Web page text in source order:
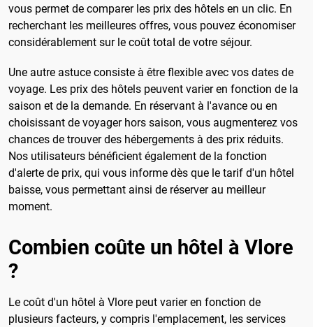
vous permet de comparer les prix des hôtels en un clic. En
recherchant les meilleures offres, vous pouvez économiser
considérablement sur le coût total de votre séjour.
Une autre astuce consiste à être flexible avec vos dates de
voyage. Les prix des hôtels peuvent varier en fonction de la
saison et de la demande. En réservant à l'avance ou en
choisissant de voyager hors saison, vous augmenterez vos
chances de trouver des hébergements à des prix réduits.
Nos utilisateurs bénéficient également de la fonction
d'alerte de prix, qui vous informe dès que le tarif d'un hôtel
baisse, vous permettant ainsi de réserver au meilleur
moment.
Combien coûte un hôtel à Vlore
?
Le coût d'un hôtel à Vlore peut varier en fonction de
plusieurs facteurs, y compris l'emplacement, les services